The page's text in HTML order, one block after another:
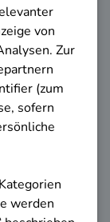
der